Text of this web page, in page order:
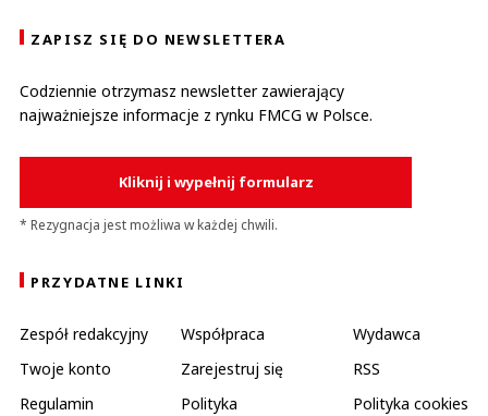
ZAPISZ SIĘ DO NEWSLETTERA
Codziennie otrzymasz newsletter zawierający
najważniejsze informacje z rynku FMCG w Polsce.
Kliknij i wypełnij formularz
* Rezygnacja jest możliwa w każdej chwili.
PRZYDATNE LINKI
Zespół redakcyjny Współpraca
Wydawca
Twoje konto
Zarejestruj się
RSS
Regulamin
Polityka
Polityka cookies